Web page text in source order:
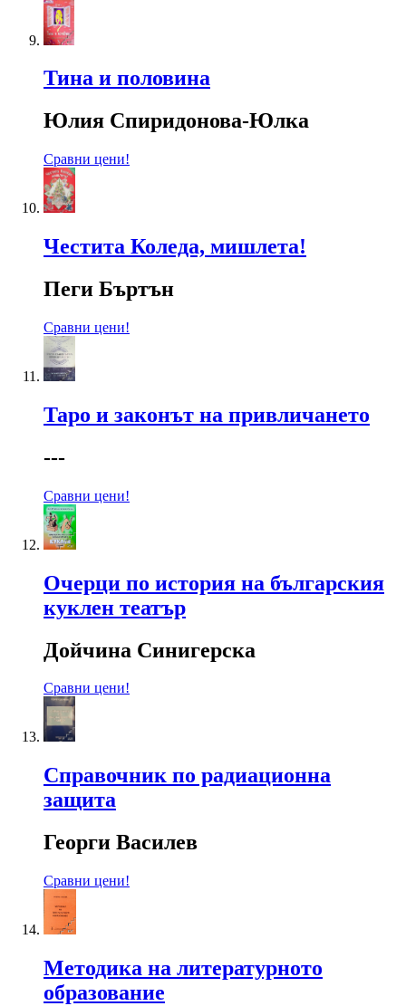
Тина и половина
Юлия Спиридонова-Юлка
Сравни цени!
Честита Коледа, мишлета!
Пеги Бъртън
Сравни цени!
Таро и законът на привличането
---
Сравни цени!
Очерци по история на българския
куклен театър
Дойчина Синигерска
Сравни цени!
Справочник по радиационна
защита
Георги Василев
Сравни цени!
Методика на литературното
образование